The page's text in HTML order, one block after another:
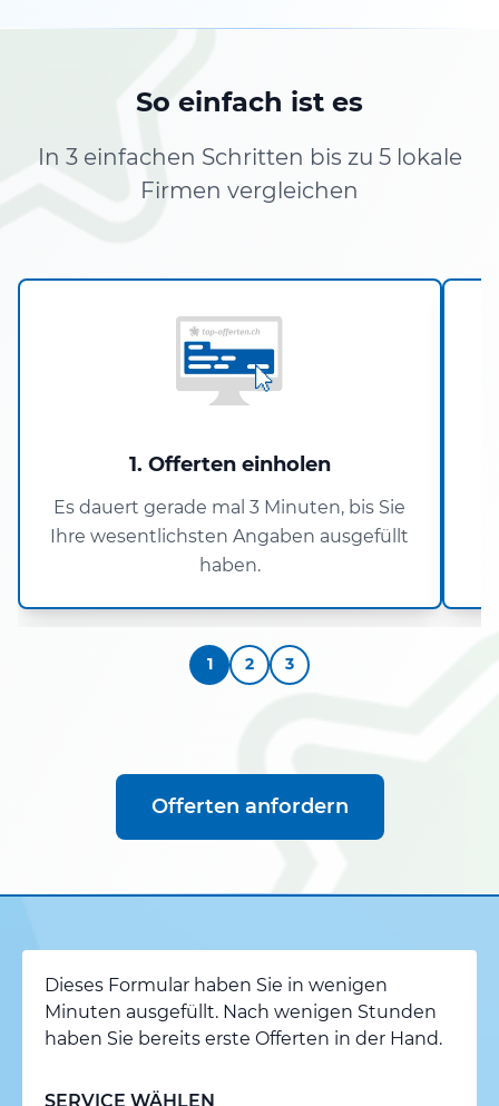
So einfach ist es
In 3 einfachen Schritten bis zu 5 lokale
Firmen vergleichen
1. Offerten einholen
Es dauert gerade mal 3 Minuten, bis Sie
Ihre wesentlichsten Angaben ausgefüllt
haben.
1 2 3
Offerten anfordern
Dieses Formular haben Sie in wenigen
Minuten ausgefüllt. Nach wenigen Stunden
haben Sie bereits erste Offerten in der Hand.
SERVICE WÄHLEN